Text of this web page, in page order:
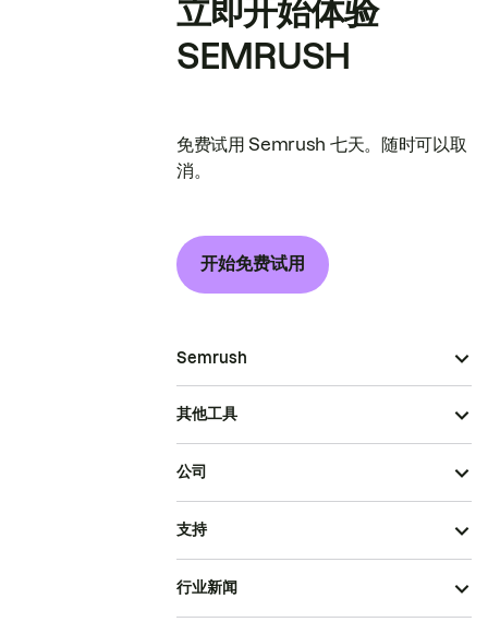
立即开始体验
SEMRUSH
免费试用 Semrush 七天。随时可以取
消。
开始免费试用
Semrush
其他工具
公司
支持
行业新闻